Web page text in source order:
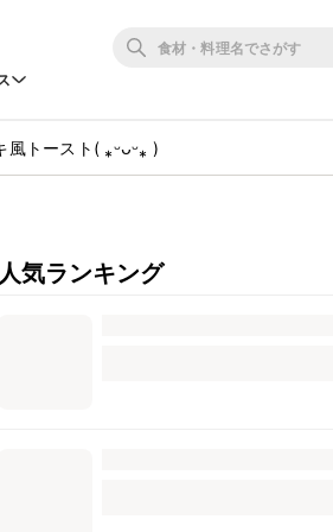
風トースト( ⁎ᵕᴗᵕ⁎ )
人気ランキング